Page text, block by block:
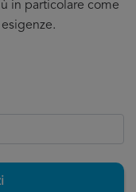
in particolare come